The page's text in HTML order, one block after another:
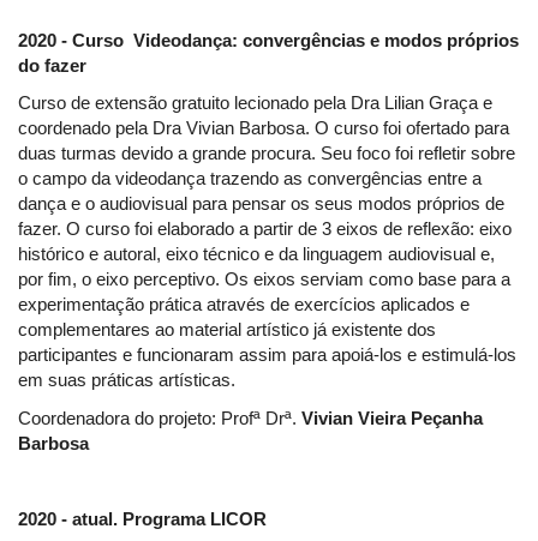
2020 - Curso Videodança: convergências e modos próprios
do fazer
Curso de extensão gratuito lecionado pela Dra Lilian Graça e
coordenado pela Dra Vivian Barbosa. O curso foi ofertado para
duas turmas devido a grande procura. Seu foco foi refletir sobre
o campo da videodança trazendo as convergências entre a
dança e o audiovisual para pensar os seus modos próprios de
fazer. O curso foi elaborado a partir de 3 eixos de reflexão: eixo
histórico e autoral, eixo técnico e da linguagem audiovisual e,
por fim, o eixo perceptivo. Os eixos serviam como base para a
experimentação prática através de exercícios aplicados e
complementares ao material artístico já existente dos
participantes e funcionaram assim para apoiá-los e estimulá-los
em suas práticas artísticas.
Coordenadora do projeto: Profª Drª. Vivian Vieira Peçanha
Barbosa
2020 - atual. Programa LICOR